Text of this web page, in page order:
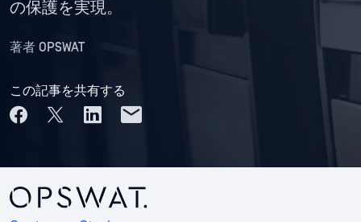
の保護を実現。
著者 OPSWAT
この記事を共有する